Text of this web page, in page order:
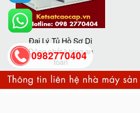
Đại Lý Tủ Hồ Sơ Di
Động chất lượng an
toàn
0982770404